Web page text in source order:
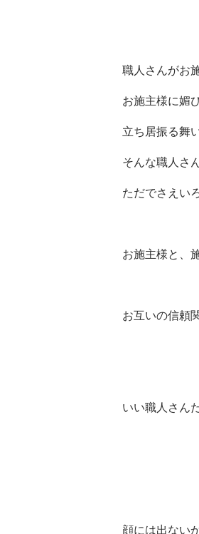
職人さんがお
お施主様に媚
立ち居振る舞
そんな職人さ
ただでさえい
お施主様と、
お互いの信頼
いい職人さん
顔には出ない